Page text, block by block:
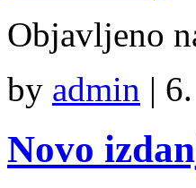
Objavljeno
by admin |
Novo